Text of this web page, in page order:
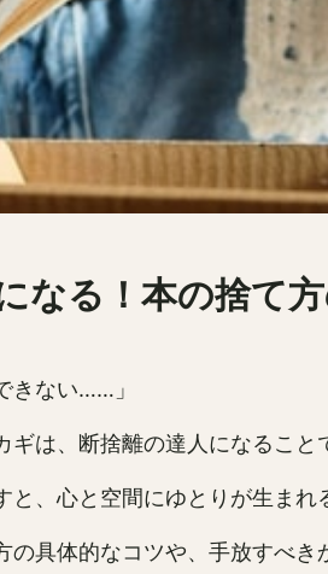
なる！本の捨て
きない……」
は、断捨離の達人になること
、心と空間にゆとりが生まれ
の具体的なコツや、手放すべき